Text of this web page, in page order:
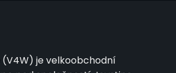
je velkoobchodní